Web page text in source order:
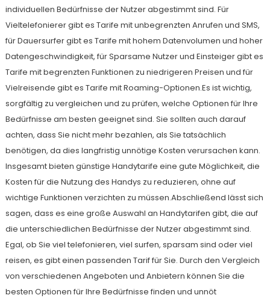
individuellen Bedürfnisse der Nutzer abgestimmt sind. Für
Vieltelefonierer gibt es Tarife mit unbegrenzten Anrufen und SMS,
für Dauersurfer gibt es Tarife mit hohem Datenvolumen und hoher
Datengeschwindigkeit, für Sparsame Nutzer und Einsteiger gibt es
Tarife mit begrenzten Funktionen zu niedrigeren Preisen und für
Vielreisende gibt es Tarife mit Roaming-Optionen.Es ist wichtig,
sorgfältig zu vergleichen und zu prüfen, welche Optionen für Ihre
Bedürfnisse am besten geeignet sind. Sie sollten auch darauf
achten, dass Sie nicht mehr bezahlen, als Sie tatsächlich
benötigen, da dies langfristig unnötige Kosten verursachen kann.
Insgesamt bieten günstige Handytarife eine gute Möglichkeit, die
Kosten für die Nutzung des Handys zu reduzieren, ohne auf
wichtige Funktionen verzichten zu müssen.Abschließend lässt sich
sagen, dass es eine große Auswahl an Handytarifen gibt, die auf
die unterschiedlichen Bedürfnisse der Nutzer abgestimmt sind.
Egal, ob Sie viel telefonieren, viel surfen, sparsam sind oder viel
reisen, es gibt einen passenden Tarif für Sie. Durch den Vergleich
von verschiedenen Angeboten und Anbietern können Sie die
besten Optionen für Ihre Bedürfnisse finden und unnöt